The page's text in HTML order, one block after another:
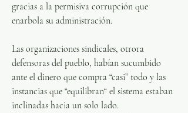
gracias a la permisiva corrupción que
enarbola su administración.
Las organizaciones sindicales, otrora
defensoras del pueblo, habían sucumbido
ante el dinero que compra “casi” todo y las
instancias que “equilibran“ el sistema estaban
inclinadas hacia un solo lado.